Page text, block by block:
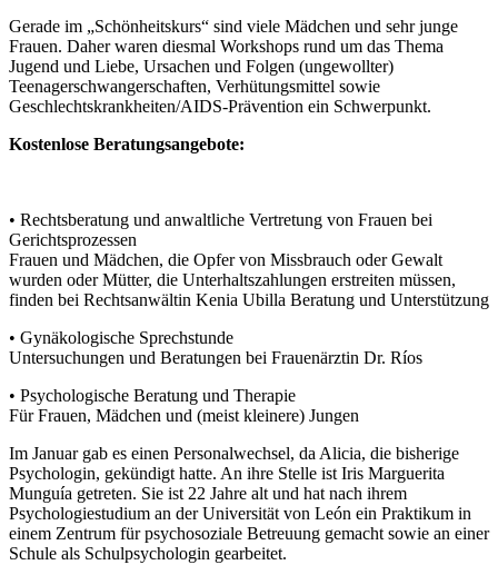
Gerade im „Schönheitskurs“ sind viele Mädchen und sehr junge
Frauen. Daher waren diesmal Workshops rund um das Thema
Jugend und Liebe, Ursachen und Folgen (ungewollter)
Teenagerschwangerschaften, Verhütungsmittel sowie
Geschlechtskrankheiten/AIDS-Prävention ein Schwerpunkt.
Kostenlose Beratungsangebote:
• Rechtsberatung und anwaltliche Vertretung von Frauen bei
Gerichtsprozessen
Frauen und Mädchen, die Opfer von Missbrauch oder Gewalt
wurden oder Mütter, die Unterhaltszahlungen erstreiten müssen,
finden bei Rechtsanwältin Kenia Ubilla Beratung und Unterstützung
• Gynäkologische Sprechstunde
Untersuchungen und Beratungen bei Frauenärztin Dr. Ríos
• Psychologische Beratung und Therapie
Für Frauen, Mädchen und (meist kleinere) Jungen
Im Januar gab es einen Personalwechsel, da Alicia, die bisherige
Psychologin, gekündigt hatte. An ihre Stelle ist Iris Marguerita
Munguía getreten. Sie ist 22 Jahre alt und hat nach ihrem
Psychologiestudium an der Universität von León ein Praktikum in
einem Zentrum für psychosoziale Betreuung gemacht sowie an einer
Schule als Schulpsychologin gearbeitet.